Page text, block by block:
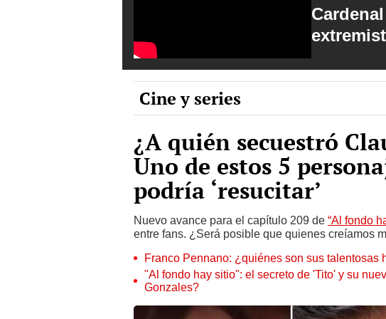
Cine y series
¿A quién secuestró
Uno de estos 5
podría ‘resucitar’
Nuevo avance para el capítulo 209 de “Al fondo
entre fans. ¿Será posible que quienes creíamos
Franco Pennano: ¿quiénes son sus talentosas
"Al fondo hay sitio": el secreto de 'Tito' y su
Gonzales?